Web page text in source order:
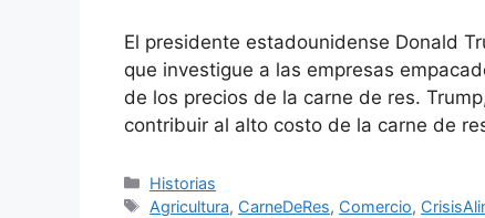
El presidente estadounidense Donald
que investigue a las empresas
de los precios de la carne de res.
contribuir al alto costo de la carne de
Categorías
Historias
Etiquetas
Agricultura, CarneDeRes, Comercio,